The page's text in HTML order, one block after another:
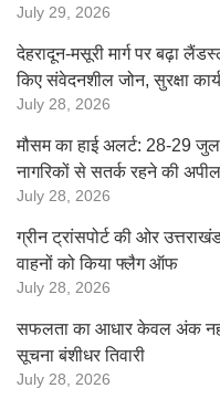
July 29, 2026
देहरादून-मसूरी मार्ग पर बढ़ा
किए संवेदनशील जोन, सुरक्षा
July 28, 2026
मौसम का हाई अलर्ट: 28-29
नागरिकों से सतर्क रहने की अपील
July 28, 2026
ग्रीन ट्रांसपोर्ट की ओर
वाहनों को किया फ्लैग ऑफ
July 28, 2026
सफलता का आधार केवल अंक
सूचना बंशीधर तिवारी
July 28, 2026